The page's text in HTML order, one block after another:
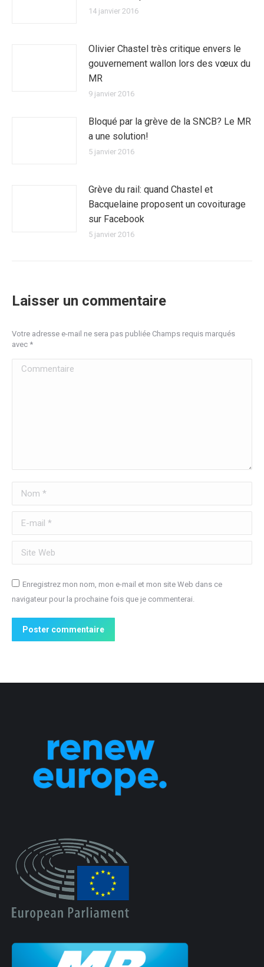
14 janvier 2016
Olivier Chastel très critique envers le
gouvernement wallon lors des vœux du
MR
9 janvier 2016
Bloqué par la grève de la SNCB? Le MR
a une solution!
5 janvier 2016
Grève du rail: quand Chastel et
Bacquelaine proposent un covoiturage
sur Facebook
5 janvier 2016
Laisser un commentaire
Votre adresse e-mail ne sera pas publiée Champs requis marqués
avec *
Commentaire
Nom *
E-mail *
Site Web
Enregistrez mon nom, mon e-mail et mon site Web dans ce
navigateur pour la prochaine fois que je commenterai.
Poster commentaire